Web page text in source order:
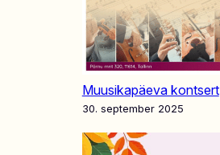
Muusikapäeva kontsert
30. september 2025